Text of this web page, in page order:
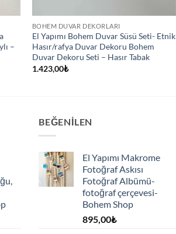
–
BOHEM DUVAR DEKORLARI
El Yapımı Bohem Duvar Süsü Seti- Etnik
Hasır/rafya Duvar Dekoru Bohem
Duvar Dekoru Seti – Hasır Tabak
1.423,00₺
BEĞENILEN
El Yapımı Makrome
Fotoğraf Askısı
Fotoğraf Albümü-
fotoğraf çerçevesi-
Bohem Shop
895,00₺